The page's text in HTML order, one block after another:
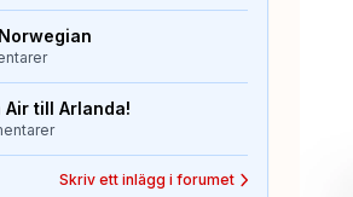
Air till Arlanda!
Skriv ett inlägg i forumet